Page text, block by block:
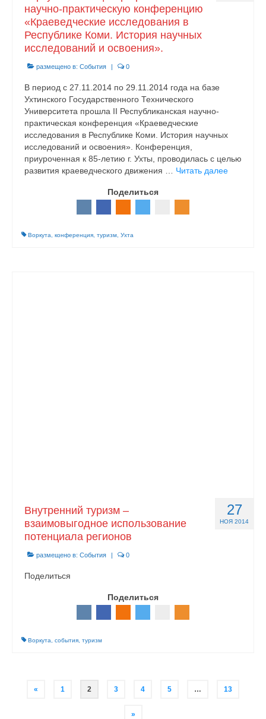
научно-практическую конференцию
«Краеведческие исследования в
Республике Коми. История научных
исследований и освоения».
размещено в: События | 0
В период с 27.11.2014 по 29.11.2014 года на базе
Ухтинского Государственного Технического
Университета прошла II Республиканская научно-
практическая конференция «Краеведческие
исследования в Республике Коми. История научных
исследований и освоения». Конференция,
приуроченная к 85-летию г. Ухты, проводилась с целью
развития краеведческого движения … Читать далее
Поделиться
Воркута конференция туризм Ухта
27
НОЯ 2014
Внутренний туризм –
взаимовыгодное использование
потенциала регионов
размещено в: События | 0
Поделиться
Поделиться
Воркута события туризм
Навигация
« 1 2 3 4 5 … 13
»